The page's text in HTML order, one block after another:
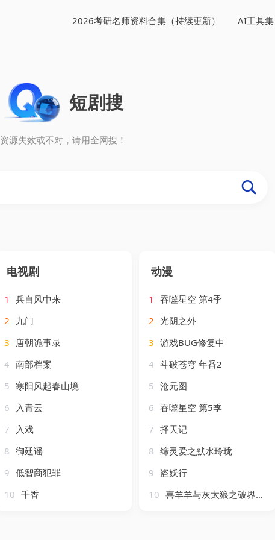
2026考研名师资料合集（持续更新） AI工具集
短剧搜
资源失效或不对，请用全网搜！
电视剧
1
兵自风中来
2 九门
3 唐朝诡事录
4 南部档案
5 寒阳风起春山境
6
入青云
7
入戏
8 御廷谣
9 低智商犯罪
10 千香
动漫
1
吞噬星空 第4季
2 光阴之外
3 游戏BUG修复中
4 斗破苍穹 年番2
5 沧元图
6 吞噬星空 第5季
7 择天记
8 缔灵爱之默水玲珑
9 盗妖行
10 喜羊羊与灰太狼之破界山海诀